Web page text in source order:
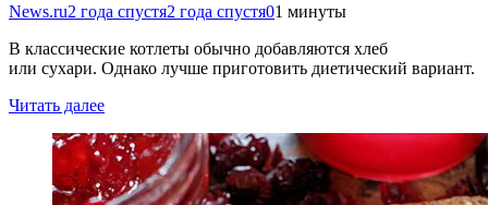
News.ru2 года спустя2 года спустя01 минуты
В классические котлеты обычно добавляются хлеб
или сухари. Однако лучше приготовить диетический вариант.
Читать далее